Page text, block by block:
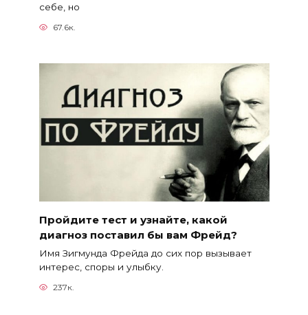
себе, но
67.6к.
Пройдите тест и узнайте, какой
диагноз поставил бы вам Фрейд?
Имя Зигмунда Фрейда до сих пор вызывает
интерес, споры и улыбку.
237к.